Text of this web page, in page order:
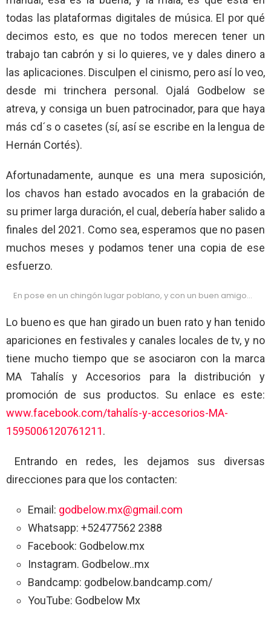
todas las plataformas digitales de música. El por qué
decimos esto, es que no todos merecen tener un
trabajo tan cabrón y si lo quieres, ve y dales dinero a
las aplicaciones. Disculpen el cinismo, pero así lo veo,
desde mi trinchera personal. Ojalá Godbelow se
atreva, y consiga un buen patrocinador, para que haya
más cd´s o casetes (sí, así se escribe en la lengua de
Hernán Cortés).
Afortunadamente, aunque es una mera suposición,
los chavos han estado avocados en la grabación de
su primer larga duración, el cual, debería haber salido a
finales del 2021. Como sea, esperamos que no pasen
muchos meses y podamos tener una copia de ese
esfuerzo.
En pose en un chingón lugar poblano, y con un buen amigo…
Lo bueno es que han girado un buen rato y han tenido
apariciones en festivales y canales locales de tv, y no
tiene mucho tiempo que se asociaron con la marca
MA Tahalís y Accesorios para la distribución y
promoción de sus productos. Su enlace es este:
www.facebook.com/tahalís-y-accesorios-MA-
1595006120761211.
Entrando en redes, les dejamos sus diversas
direcciones para que los contacten:
Email: godbelow.mx@gmail.com
Whatsapp: +52477562 2388
Facebook: Godbelow.mx
Instagram. Godbelow..mx
Bandcamp: godbelow.bandcamp.com/
YouTube: Godbelow Mx